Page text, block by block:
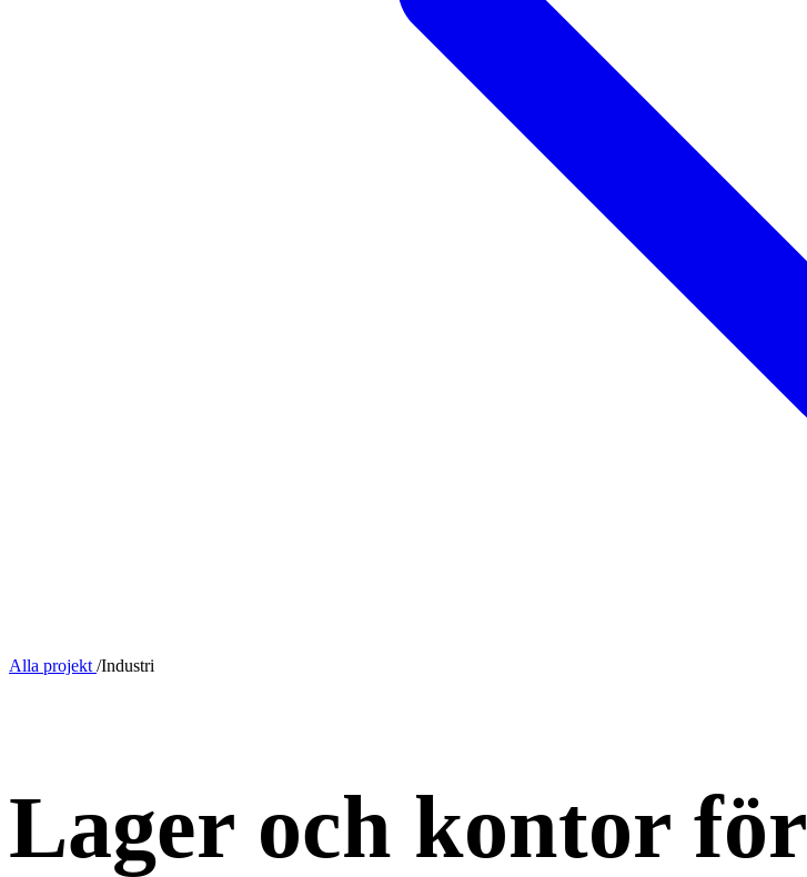
Alla projekt /Industri
Lager och kontor för